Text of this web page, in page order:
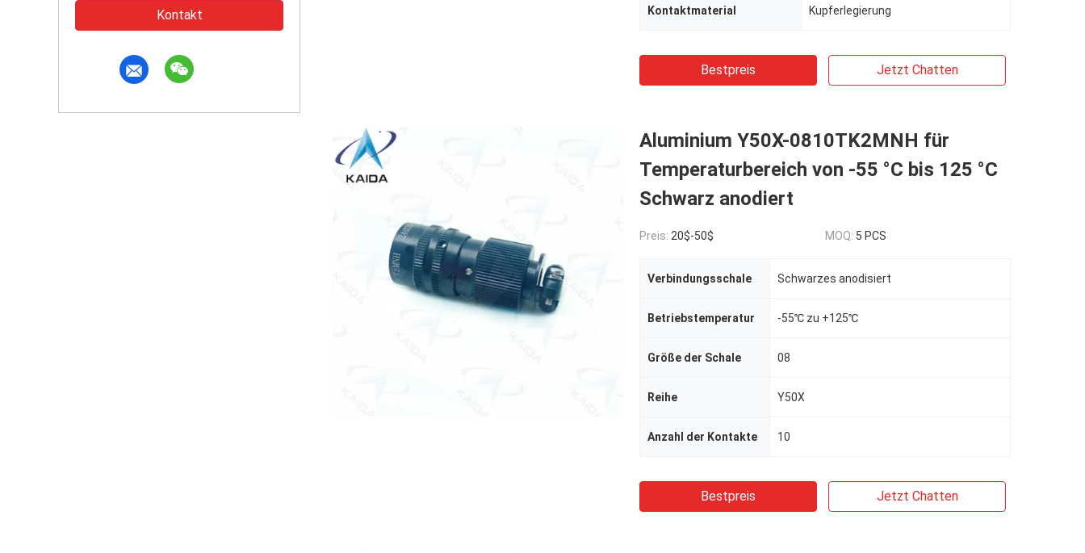
Kontakt Kontaktmaterial Kupferlegierung
Bestpreis Jetzt Chatten
Aluminium Y50X-0810TK2MNH für
Temperaturbereich von -55 °C bis 125 °C
Schwarz anodiert
Preis: 20$-50$ MOQ: 5 PCS
Verbindungsschale Schwarzes anodisiert
Betriebstemperatur -55℃ zu +125℃
Größe der Schale 08
Reihe Y50X
Anzahl der Kontakte 10
Bestpreis Jetzt Chatten